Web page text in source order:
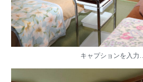
キャプションを入力…